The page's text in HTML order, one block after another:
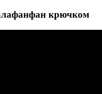
крючком